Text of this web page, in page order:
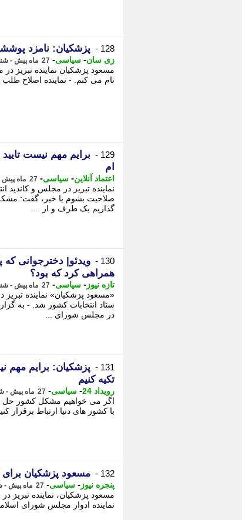
128 - پزشکیان: نامزد
زی سان- سیاسی- 27 ماه پیش - شنبه 12 خرداد 1403، 14:48
مسعود پزشکیان نماینده تبریز
نام می کنم. - نماینده اصلاح
129 -
برایم مهم نیست
ام
اعتماد آنلاین- سیاسی- 27 ماه پیش - شنبه 12 خرداد 1403، 14:18
نماینده تبریز در مجلس و کاندید
صلاحیت بشوم یا خیر، گفت:
گذاریم یک طرف و از ...
130 -
ویدئو| دخترجوانی که
همراهی کرد که بود؟
تازه نیوز - سیاسی- 27 ماه پیش - شنبه 12 خرداد 1403، 14:17
«مسعود پزشکیان» نماینده
ستاد انتخابات کشور شد. - به
در مجلس شورای ...
131 -
پزشکیان: برایم مهم
تکیه کنیم
رویداد 24 - سیاسی- 27 ماه پیش - شنبه 12 خرداد 1403، 12:56
اگر می خواهیم مشکل کشور حل
با کشور های دنیا ارتباط برقرار
132 - مسعود پزشکیان
پنجره نیوز - سیاسی- 27 ماه پیش - شنبه 12 خرداد 1403، 11:48
مسعود پزشکیان، نماینده
نماینده ادوار مجلس شورای